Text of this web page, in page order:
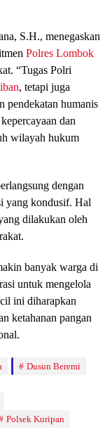
S.H., menegaskan
Polres Lombok
“Tugas Polri
, tetapi juga
pendekatan humanis
dan
wilayah hukum
dengan
yang kondusif. Hal
dilakukan oleh
banyak warga di
untuk mengelola
ini diharapkan
ketahanan pangan
Dusun Beremi
Polsek Kuripan